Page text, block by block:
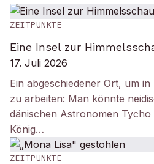
ZEITPUNKTE
Eine Insel zur
17. Juli 2026
Ein abgeschiedener Ort, um
zu arbeiten: Man könnte
dänischen Astronomen
König…
ZEITPUNKTE